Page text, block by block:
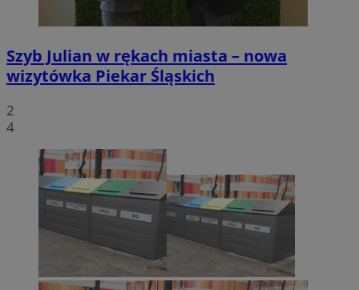
Szyb Julian w rękach miasta – nowa
wizytówka Piekar Śląskich
2
4